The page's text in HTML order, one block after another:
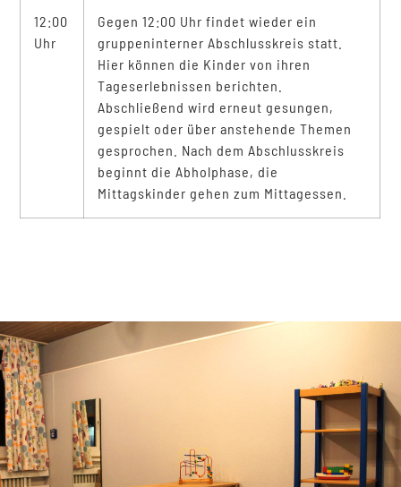
12:00
Uhr
Gegen 12:00 Uhr findet wieder ein
gruppeninterner Abschlusskreis statt.
Hier können die Kinder von ihren
Tageserlebnissen berichten.
Abschließend wird erneut gesungen,
gespielt oder über anstehende Themen
gesprochen. Nach dem Abschlusskreis
beginnt die Abholphase, die
Mittagskinder gehen zum Mittagessen.